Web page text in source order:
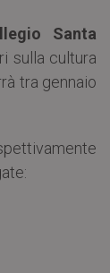
Santa
sulla cultura
tra gennaio